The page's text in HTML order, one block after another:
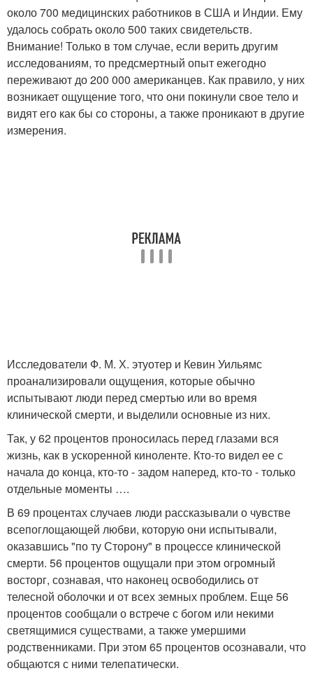
около 700 медицинских работников в США и Индии. Ему
удалось собрать около 500 таких свидетельств.
Внимание! Только в том случае, если верить другим
исследованиям, то предсмертный опыт ежегодно
переживают до 200 000 американцев. Как правило, у них
возникает ощущение того, что они покинули свое тело и
видят его как бы со стороны, а также проникают в другие
измерения.
Исследователи Ф. М. Х. этуотер и Кевин Уильямс
проанализировали ощущения, которые обычно
испытывают люди перед смертью или во время
клинической смерти, и выделили основные из них.
Так, у 62 процентов проносилась перед глазами вся
жизнь, как в ускоренной киноленте. Кто-то видел ее с
начала до конца, кто-то - задом наперед, кто-то - только
отдельные моменты ….
В 69 процентах случаев люди рассказывали о чувстве
всепоглощающей любви, которую они испытывали,
оказавшись "по ту Сторону" в процессе клинической
смерти. 56 процентов ощущали при этом огромный
восторг, сознавая, что наконец освободились от
телесной оболочки и от всех земных проблем. Еще 56
процентов сообщали о встрече с богом или некими
светящимися существами, а также умершими
родственниками. При этом 65 процентов осознавали, что
общаются с ними телепатически.